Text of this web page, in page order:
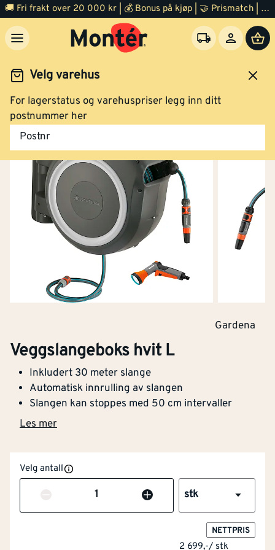
🚚 Fri frakt over 20 000 kr | 💰 Bonus på kjøp | 🤝 Prismatch | ⭐ 100% fornøyd garanti | 🏪 140 byggevarehus
Velg varehus
For lagerstatus og varehuspriser legg inn ditt
postnummer her
Postnr
Hage Vanning
Gardena
Veggslangeboks hvit L
Inkludert 30 meter slange
Automatisk innrulling av slangen
Slangen kan stoppes med 50 cm intervaller
Les mer
Velg antall
Antall stk
NETTPRIS
2 699,-/ stk